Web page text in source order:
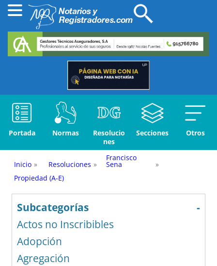
Portada Normas
Resolucio
nes
Secciones Otros
Inicio » Resoluciones »
Francisco
Sena
»
Propiedad (A-E)
Subcategorías
-
Actos no Inscribibles
Adopción
Agregación